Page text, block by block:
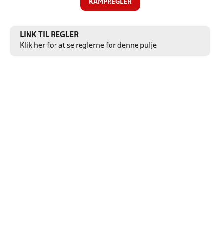
KAMPREGLER
LINK TIL REGLER
Klik her for at se reglerne for denne pulje